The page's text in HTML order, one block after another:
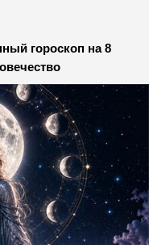
гороскоп на 8